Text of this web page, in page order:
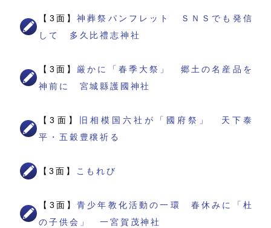
【3面】神葬祭パンフレット ＳＮＳでも発信
して 多久比禮志神社
【3面】 厳かに「春季大祭」 郷土の名産品を
神前に 宮城縣護國神社
【3面】
旧相模国六社が「國府祭」 天下泰
平・五穀豊穣祈る
【3面】 こもれび
【3面】青少年教化活動の一環 春休みに「杜
の子供会」 一宮賀茂神社